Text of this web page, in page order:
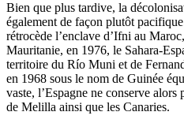
Bien que plus tardive, la
également de façon plutôt
rétrocède l’enclave d’Ifni au
Mauritanie, en 1976, le Sahara-
territoire du Río Muni et de
en 1968 sous le nom de Guinée
vaste, l’Espagne ne conserve alors
de Melilla ainsi que les Canaries.